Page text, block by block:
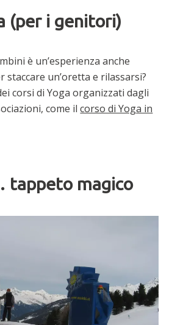
(per i genitori)
è un’esperienza anche
staccare un’oretta e rilassarsi?
corsi di Yoga organizzati dagli
come ilcorso di Yoga in
tappeto magico